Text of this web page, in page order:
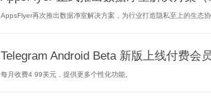
AppsFlyer再次推出数据净室解决方案，为行业打造隐私至上的生态协
Telegram Android Beta 新版上线付费会员
每月收费4 99美元，提供更多个性化功能。